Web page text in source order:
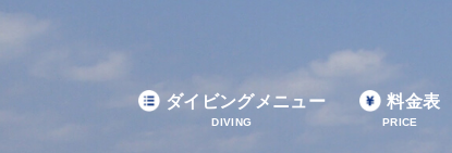
ダイビングメニュー
DIVING
料金表
PRICE